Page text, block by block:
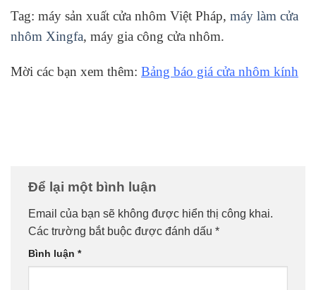
Tag: máy sản xuất cửa nhôm Việt Pháp, máy làm cửa
nhôm Xingfa, máy gia công cửa nhôm.
Mời các bạn xem thêm: Bảng báo giá cửa nhôm kính
Để lại một bình luận
Email của bạn sẽ không được hiển thị công khai.
Các trường bắt buộc được đánh dấu *
Bình luận *